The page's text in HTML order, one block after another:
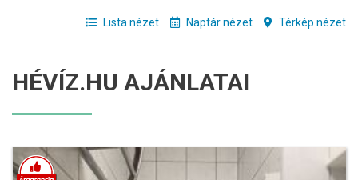
Lista nézet Naptár nézet Térkép nézet
HÉVÍZ.HU AJÁNLATAI